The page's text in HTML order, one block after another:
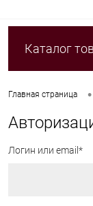
Каталог
Главная страница •
Логин или email*